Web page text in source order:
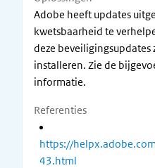
Adobe heeft updates
kwetsbaarheid te
deze beveiligingsupdates
installeren. Zie de
informatie.
Referenties
https://
43.html